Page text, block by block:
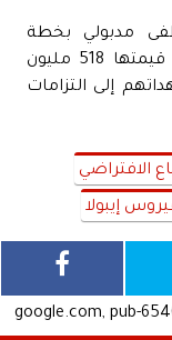
مدبولي بخطة
الاستجابة والاستعداد المشتركة البالغة قيمتها 518 مليون
إلى التزامات
الافتراضي
إيبولا
google.com, pub-